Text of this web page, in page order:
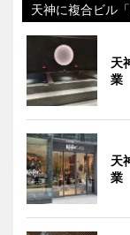
天神に複合ビル
天
業
天
業